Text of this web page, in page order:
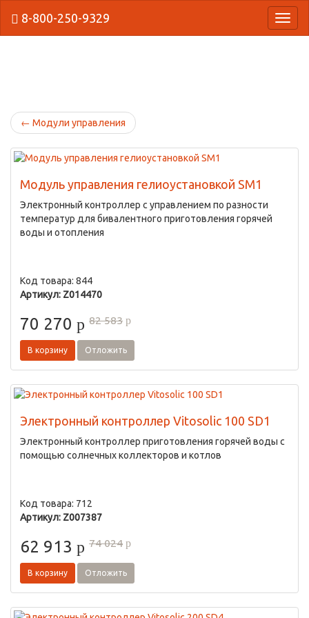
8-800-250-9329
← Модули управления
Модуль управления гелиоустановкой SM1
Электронный контроллер с управлением по разности
температур для бивалентного приготовления горячей
воды и отопления
Код товара: 844
Артикул: Z014470
70 270 p 82 583 p
В корзину Отложить
Электронный контроллер Vitosolic 100 SD1
Электронный контроллер приготовления горячей воды с
помощью солнечных коллекторов и котлов
Код товара: 712
Артикул: Z007387
62 913 p 74 024 p
В корзину Отложить